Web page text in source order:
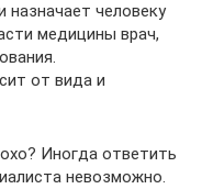
назначает человеку
медицины врач,
от вида и
Иногда ответить
невозможно.